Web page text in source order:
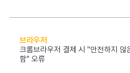
브라우저
크롬브라우저 결제 시 "안전하지 않
함" 오류